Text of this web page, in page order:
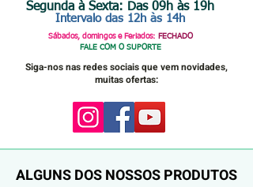
Segunda à Sexta: Das 09h às 19h
Intervalo das 12h às 14h
Sábados, domingos e Feriados: FECHADO
FALE COM O SUPORTE
Siga-nos nas redes sociais que vem novidades,
muitas ofertas:
ALGUNS DOS NOSSOS PRODUTOS